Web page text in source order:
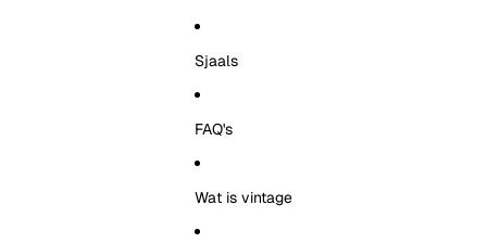
Sjaals
FAQ's
Wat is vintage